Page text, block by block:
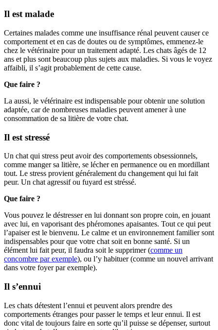
Il est malade
Certaines malades comme une insuffisance rénal peuvent causer ce
comportement et en cas de doutes ou de symptômes, emmenez-le
chez le vétérinaire pour un traitement adapté. Les chats âgés de 12
ans et plus sont beaucoup plus sujets aux maladies. Si vous le voyez
affaibli, il s’agit probablement de cette cause.
Que faire ?
La aussi, le vétérinaire est indispensable pour obtenir une solution
adaptée, car de nombreuses maladies peuvent amener à une
consommation de sa litière de votre chat.
Il est stressé
Un chat qui stress peut avoir des comportements obsessionnels,
comme manger sa litière, se lécher en permanence ou en mordillant
tout. Le stress provient généralement du changement qui lui fait
peur. Un chat agressif ou fuyard est stréssé.
Que faire ?
Vous pouvez le déstresser en lui donnant son propre coin, en jouant
avec lui, en vaporisant des phéromones apaisantes. Tout ce qui peut
l’apaiser est le bienvenu. Le calme et un environnement familier sont
indispensables pour que votre chat soit en bonne santé. Si un
élément lui fait peur, il faudra soit le supprimer (comme un
concombre par exemple), ou l’y habituer (comme un nouvel arrivant
dans votre foyer par exemple).
Il s’ennui
Les chats détestent l’ennui et peuvent alors prendre des
comportements étranges pour passer le temps et leur ennui. Il est
donc vital de toujours faire en sorte qu’il puisse se dépenser, surtout